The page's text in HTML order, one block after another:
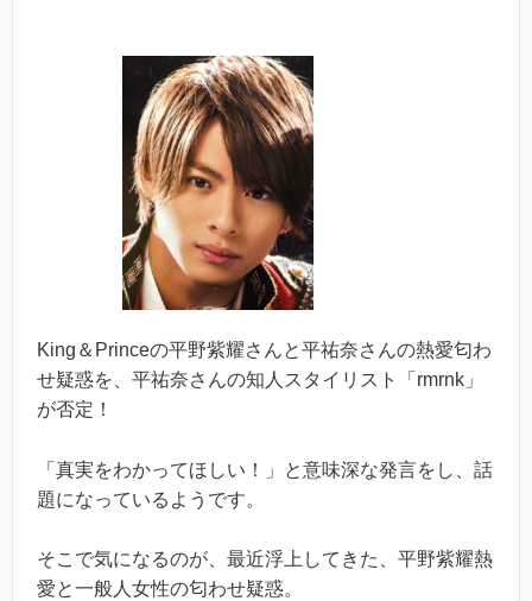
King＆Princeの平野紫耀さんと平祐奈さんの熱愛匂わ
せ疑惑を、平祐奈さんの知人スタイリスト「rmrnk」
が否定！
「真実をわかってほしい！」と意味深な発言をし、話
題になっているようです。
そこで気になるのが、最近浮上してきた、平野紫耀熱
愛と一般人女性の匂わせ疑惑。